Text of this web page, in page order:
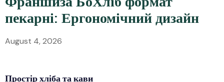
пекарні: Ергономічний дизайн
August 4, 2026
Простірхлібата кави